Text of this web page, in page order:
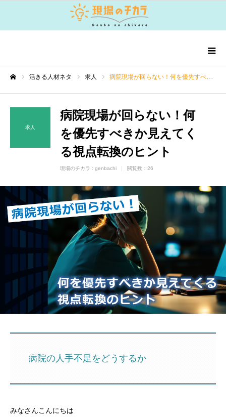
活きる人材ネタ 求人 病院現場が回らない！何を優先すべきか見えてくる視点転換のヒント
求人
病院現場が回らない！何
を優先すべきか見えてく
る視点転換のヒント
現場のチカラ : genbachi 閲覧数：26
病院の人手不足をどうするか
みなさんこんにちは